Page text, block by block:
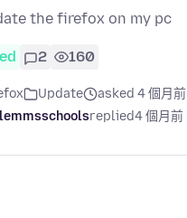
the firefox on my pc
2 160
Update
asked 4 個月前
replied4 個月前